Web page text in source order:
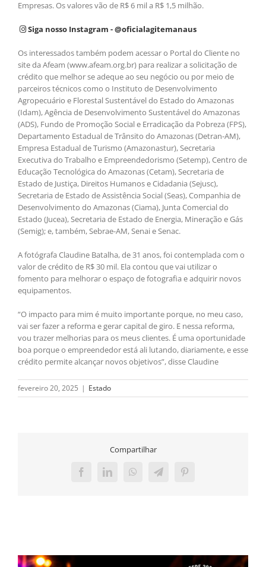
Empresas. Os valores vão de R$ 6 mil a R$ 1,5 milhão.
Siga nosso Instagram - @oficialagitemanaus
Os interessados também podem acessar o Portal do Cliente no
site da Afeam (www.afeam.org.br) para realizar a solicitação de
crédito que melhor se adeque ao seu negócio ou por meio de
parceiros técnicos como o Instituto de Desenvolvimento
Agropecuário e Florestal Sustentável do Estado do Amazonas
(Idam), Agência de Desenvolvimento Sustentável do Amazonas
(ADS), Fundo de Promoção Social e Erradicação da Pobreza (FPS),
Departamento Estadual de Trânsito do Amazonas (Detran-AM),
Empresa Estadual de Turismo (Amazonastur), Secretaria
Executiva do Trabalho e Empreendedorismo (Setemp), Centro de
Educação Tecnológica do Amazonas (Cetam), Secretaria de
Estado de Justiça, Direitos Humanos e Cidadania (Sejusc),
Secretaria de Estado de Assistência Social (Seas), Companhia de
Desenvolvimento do Amazonas (Ciama), Junta Comercial do
Estado (Jucea), Secretaria de Estado de Energia, Mineração e Gás
(Semig); e, também, Sebrae-AM, Senai e Senac.
A fotógrafa Claudine Batalha, de 31 anos, foi contemplada com o
valor de crédito de R$ 30 mil. Ela contou que vai utilizar o
fomento para melhorar o espaço de fotografia e adquirir novos
equipamentos.
“O impacto para mim é muito importante porque, no meu caso,
vai ser fazer a reforma e gerar capital de giro. E nessa reforma,
vou trazer melhorias para os meus clientes. É uma oportunidade
boa porque o empreendedor está ali lutando, diariamente, e esse
crédito permite alcançar novos objetivos”, disse Claudine
fevereiro 20, 2025 | Estado
Compartilhar
FacebookLinkedInWhatsAppTelegramPinterest